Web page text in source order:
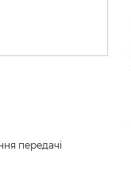
передачі